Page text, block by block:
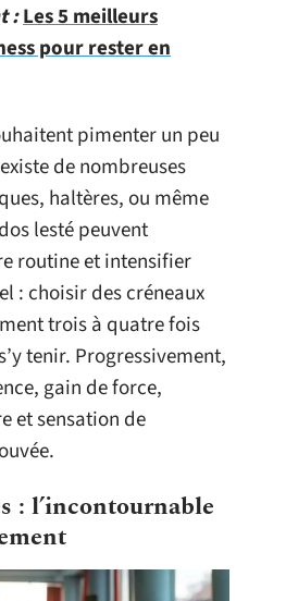
:Les 5 meilleurs
pour rester en
pimenter un peu
de nombreuses
haltères, ou même
lesté peuvent
routine et intensifier
: choisir des créneaux
trois à quatre fois
tenir. Progressivement,
gain de force,
et sensation de
: l’incontournable